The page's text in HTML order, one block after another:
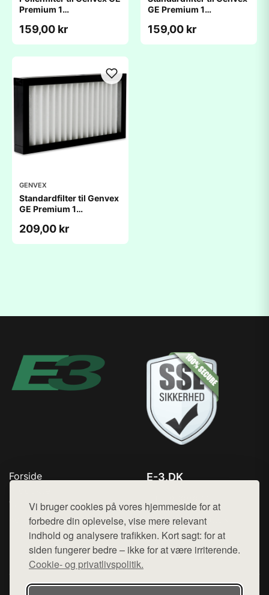
Vi bruger cookies på vores hjemmeside for at
forbedre din oplevelse, vise mere relevant
indhold og analysere trafikken. Kort sagt: for at
siden fungerer bedre – ikke for at være irriterende.
Cookie- og privatlivspolitik.
Premium 1
159,00 kr
GE Premium 1
159,00 kr
GENVEX
Standardfilter til Genvex
GE Premium 1
209,00 kr
Forside
Top Rabatter
Kontakt
E-3.DK
Mail: hej@want.dk
Cookie- og privatlivspolitik